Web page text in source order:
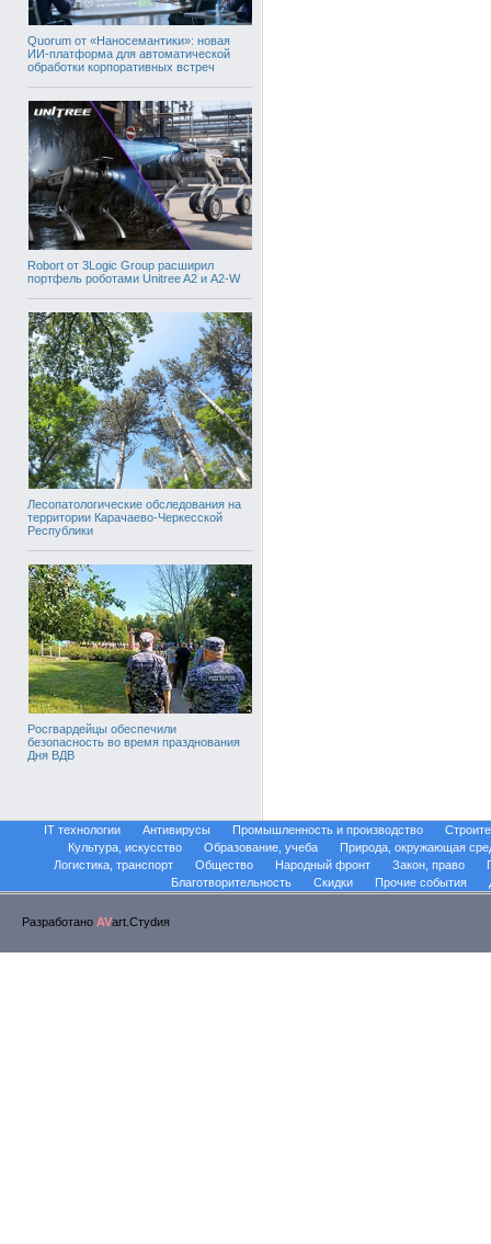
Quorum от «Наносемантики»: новая
ИИ-платформа для автоматической
обработки корпоративных встреч
Robort от 3Logic Group расширил
портфель роботами Unitree A2 и A2-W
Лесопатологические обследования на
территории Карачаево-Черкесской
Республики
Росгвардейцы обеспечили
безопасность во время празднования
Дня ВДВ
IT технологии Антивирусы Промышленность и производство
Культура, искусство
Образование, учеба
Природа, окружающая
Логистика, транспорт
Общество Народный фронт Закон, право
Благотворительность
Скидки Прочие события
Разработано AVart.Стуdия